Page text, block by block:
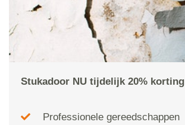
Stukadoor NU tijdelijk 20% korting
Professionele gereedschappen